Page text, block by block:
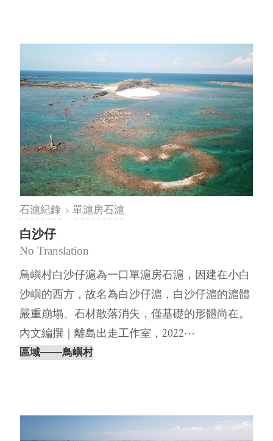
石滬紀錄 單滬房石滬
白沙仔
No Translation
鳥嶼村白沙仔滬為一口單滬房石滬，因建在小白
沙嶼的西方，故名為白沙仔滬，白沙仔滬的滬體
嚴重崩塌、石材散落消失，僅基礎的形體尚在。
內文編撰｜離島出走工作室，2022⋯
區域───鳥嶼村